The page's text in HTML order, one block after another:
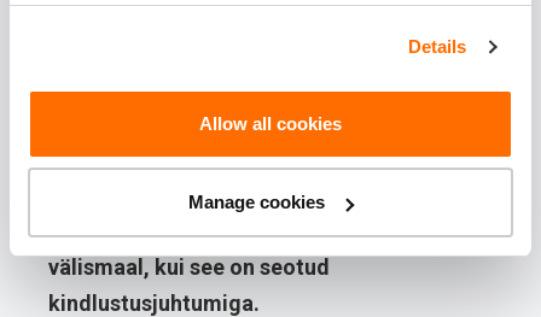
Details
Allow all cookies
Manage cookies
reisi katkemise, tühistamise võilennu
kolmanda osapoolega seotud
õnnetusjuhtumid ja isegi juriidilise abi
välismaal, kui see on seotud
kindlustusjuhtumiga.